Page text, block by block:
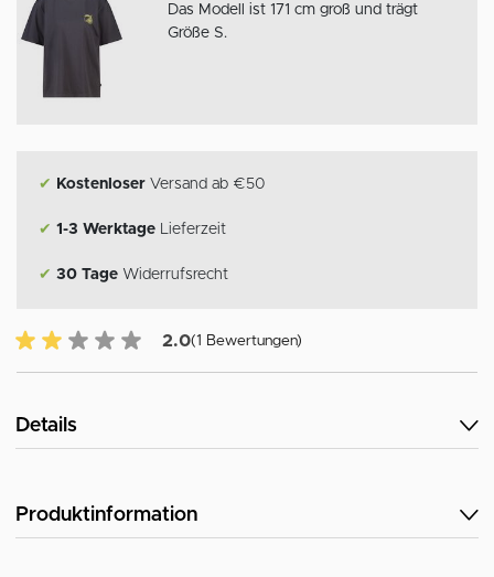
Das Modell ist 171 cm groß und trägt
Größe S.
✔ Kostenloser Versand ab €50
✔ 1-3 Werktage Lieferzeit
✔ 30 Tage Widerrufsrecht
2.0 von 5 Kundenrezensionen
2.0(1 Bewertungen)
Details
Produktinformation